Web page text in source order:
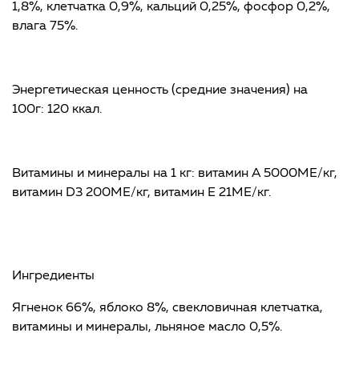
1,8%, клетчатка 0,9%, кальций 0,25%, фосфор 0,2%,
влага 75%.
Энергетическая ценность (средние значения) на
100г: 120 ккал.
Витамины и минералы на 1 кг: витамин А 5000МЕ/кг,
витамин D3 200МЕ/кг, витамин Е 21МЕ/кг.
Ингредиенты
Ягненок 66%, яблоко 8%, свекловичная клетчатка,
витамины и минералы, льняное масло 0,5%.